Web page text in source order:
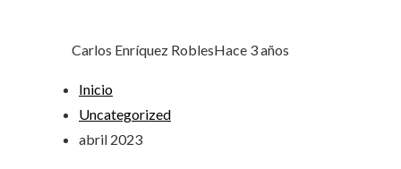
Carlos Enríquez RoblesHace 3 años
Inicio
Uncategorized
abril 2023